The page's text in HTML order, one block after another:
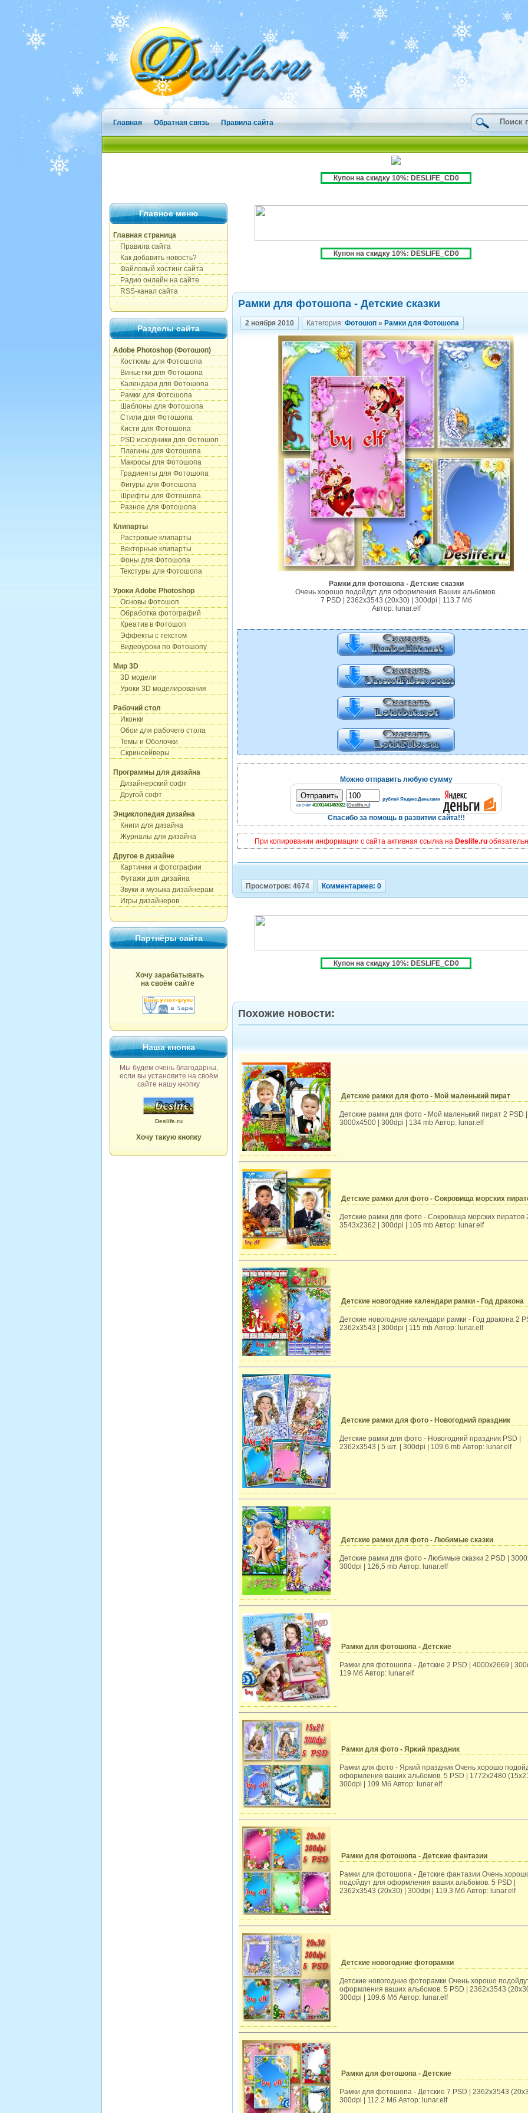
Главная Обратная связь Правила сайта
Купон на скидку 10%: DESLIFE_CD0
Главное меню
Главная страница
Правила сайта
Как добавить новость?
Файловый хостинг сайта
Радио онлайн на сайте
RSS-канал сайта
Разделы сайта
Adobe Photoshop (Фотошоп)
Костюмы для Фотошопа
Виньетки для Фотошопа
Календари для Фотошопа
Рамки для Фотошопа
Шаблоны для Фотошопа
Стили для Фотошопа
Кисти для Фотошопа
PSD исходники для Фотошоп
Плагины для Фотошопа
Макросы для Фотошопа
Градиенты для Фотошопа
Фигуры для Фотошопа
Шрифты для Фотошопа
Разное для Фотошопа
Клипарты
Растровые клипарты
Векторные клипарты
Фоны для Фотошопа
Текстуры для Фотошопа
Уроки Adobe Photoshop
Основы Фотошоп
Обработка фотографий
Креатив в Фотошоп
Эффекты с текстом
Видеоуроки по Фотошопу
Мир 3D
3D модели
Уроки 3D моделирования
Рабочий стол
Иконки
Обои для рабочего стола
Темы и Оболочки
Скринсейверы
Программы для дизайна
Дизайнерский софт
Другой софт
Энциклопедия дизайна
Книги для дизайна
Журналы для дизайна
Другое в дизайне
Картинки и фотографии
Футажи для дизайна
Звуки и музыка дизайнерам
Игры дизайнеров
Партнёры сайта
Хочу зарабатывать
на своём сайте
Наша кнопка
Мы будем очень благодарны,
если вы установите на своём
сайте нашу кнопку
Deslife.ru
Хочу такую кнопку
Купон на скидку 10%: DESLIFE_CD0
Рамки для фотошопа - Детские сказки
2 ноября 2010 Категория: Фотошоп » Рамки для Фотошопа
Рамки для фотошопа - Детские сказки
Очень хорошо подойдут для оформления Ваших альбомов.
7 PSD | 2362x3543 (20x30) | 300dpi | 113.7 Мб
Автор: lunar.elf
Можно отправить любую сумму
рублей Яндекс.Деньгами
на счёт 41001441453022 (Deslife.ru)
Спасибо за помощь в развитии сайта!!!
При копировании информации с сайта активная ссылка на Deslife.ru
Просмотров: 4674 Комментариев: 0
Купон на скидку 10%: DESLIFE_CD0
Похожие новости:
Детские рамки для фото - Мой маленький пират
Детские рамки для фото - Мой маленький пират 2 PSD |
3000x4500 | 300dpi | 134 mb Автор: lunar.elf
Детские рамки для фото - Сокровища морских
Детские рамки для фото - Сокровища морских пиратов
3543x2362 | 300dpi | 105 mb Автор: lunar.elf
Детские новогодние календари рамки - Год дракона
Детские новогодние календари рамки - Год дракона 2
2362x3543 | 300dpi | 115 mb Автор: lunar.elf
Детские рамки для фото - Новогодний праздник
Детские рамки для фото - Новогодний праздник PSD |
2362x3543 | 5 шт. | 300dpi | 109.6 mb Автор: lunar.elf
Детские рамки для фото - Любимые сказки
Детские рамки для фото - Любимые сказки 2 PSD |
300dpi | 126,5 mb Автор: lunar.elf
Рамки для фотошопа - Детские
Рамки для фотошопа - Детские 2 PSD | 4000х2669 |
119 Мб Автор: lunar.elf
Рамки для фото - Яркий праздник
Рамки для фото - Яркий праздник Очень хорошо
оформления ваших альбомов. 5 PSD | 1772x2480
300dpi | 109 Мб Автор: lunar.elf
Рамки для фотошопа - Детские фантазии
Рамки для фотошопа - Детские фантазии Очень
подойдут для оформления ваших альбомов. 5 PSD |
2362x3543 (20x30) | 300dpi | 119.3 Мб Автор: lunar.elf
Детские новогодние фоторамки
Детские новогодние фоторамки Очень хорошо
оформления ваших альбомов. 5 PSD | 2362x3543
300dpi | 109.6 Мб Автор: lunar.elf
Рамки для фотошопа - Детские
Рамки для фотошопа - Детские 7 PSD | 2362x3543
300dpi | 112.2 Мб Автор: lunar.elf